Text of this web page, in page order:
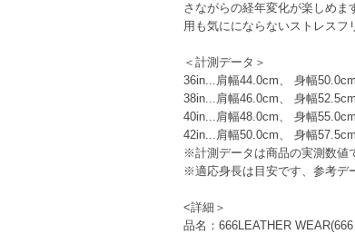
さながらの経年変化が楽しめ
用も気ににならないストレスフ
＜計測データ＞
36in...肩幅44.0cm、 身幅
38in...肩幅46.0cm、 身幅
40in...肩幅48.0cm、 身幅
42in...肩幅50.0cm、 身幅
※計測データは商品の実測数値
※適応身長は目安です、参考デ
<詳細＞
品名：666LEATHER